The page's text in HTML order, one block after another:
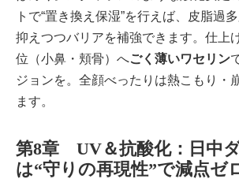
トで“置き換え保湿”を行えば、皮脂過
抑えつつバリアを補強できます。仕上
位（小鼻・頬骨）へごく薄いワセリン
ジョンを。全顔べったりは熱こもり・
ます。
第8章 UV＆抗酸化：日中
は“守りの再現性”で減点ゼ